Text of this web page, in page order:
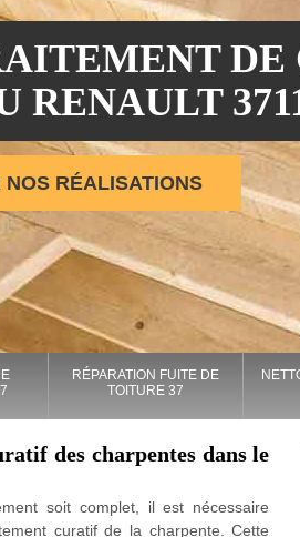
DE
RENAULT
NOS RÉALISATIONS
RÉPARATION FUITE DE
TOITURE 37
des charpentes dans le
soit complet, il est nécessaire
curatif de la charpente. Cette